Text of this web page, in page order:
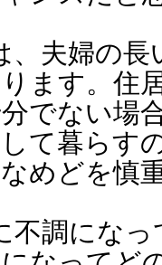
、夫婦の
ます。住
でない場
て暮らす
めどを慎
不調にな